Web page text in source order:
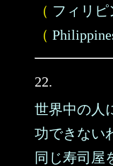
（ フィリ
（
22.
世界中の人
功できない
同じ寿司屋